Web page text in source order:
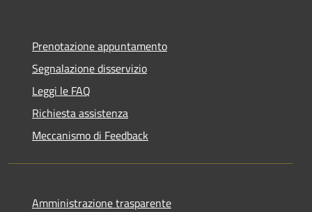
Prenotazione appuntamento
Segnalazione disservizio
Leggi le FAQ
Richiesta assistenza
Meccanismo di Feedback
Amministrazione trasparente